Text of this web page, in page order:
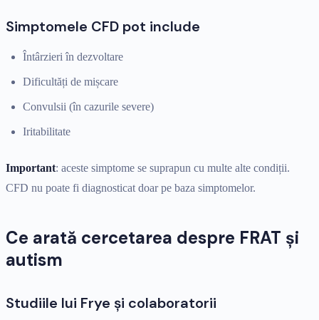
Simptomele CFD pot include
Întârzieri în dezvoltare
Dificultăți de mișcare
Convulsii (în cazurile severe)
Iritabilitate
Important: aceste simptome se suprapun cu multe alte condiții.
CFD nu poate fi diagnosticat doar pe baza simptomelor.
Ce arată cercetarea despre FRAT și
autism
Studiile lui Frye și colaboratorii